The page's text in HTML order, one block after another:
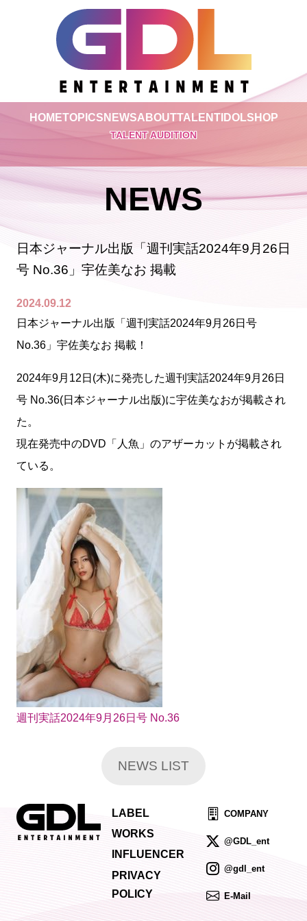
HOMETOPICS NEWSABOUTTALENTIDOLSHOP
TALENT AUDITION
NEWS
日本ジャーナル出版「週刊実話2024年9月26日
号 No.36」宇佐美なお 掲載
2024.09.12
日本ジャーナル出版「週刊実話2024年9月26日号
No.36」宇佐美なお 掲載！
2024年9月12日(木)に発売した週刊実話2024年9月26日
号 No.36(日本ジャーナル出版)に宇佐美なおが掲載され
た。
現在発売中のDVD「人魚」のアザーカットが掲載され
ている。
週刊実話2024年9月26日号 No.36
NEWS LIST
LABEL
WORKS
INFLUENCER
PRIVACY
POLICY
COMPANY
@GDL_ent
@gdl_ent
E-Mail